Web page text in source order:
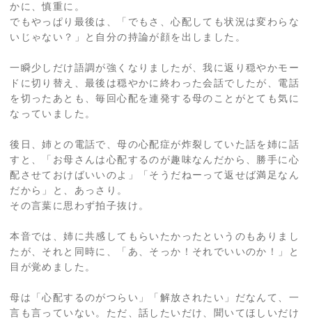
かに、慎重に。
でもやっぱり最後は、「でもさ、心配しても状況は変わらな
いじゃない？」と自分の持論が顔を出しました。
一瞬少しだけ語調が強くなりましたが、我に返り穏やかモー
ドに切り替え、最後は穏やかに終わった会話でしたが、電話
を切ったあとも、毎回心配を連発する母のことがとても気に
なっていました。
後日、姉との電話で、母の心配症が炸裂していた話を姉に話
すと、「お母さんは心配するのが趣味なんだから、勝手に心
配させておけばいいのよ」「そうだねーって返せば満足なん
だから」と、あっさり。
その言葉に思わず拍子抜け。
本音では、姉に共感してもらいたかったというのもありまし
たが、それと同時に、「あ、そっか！それでいいのか！」と
目が覚めました。
母は「心配するのがつらい」「解放されたい」だなんて、一
言も言っていない。ただ、話したいだけ、聞いてほしいだけ